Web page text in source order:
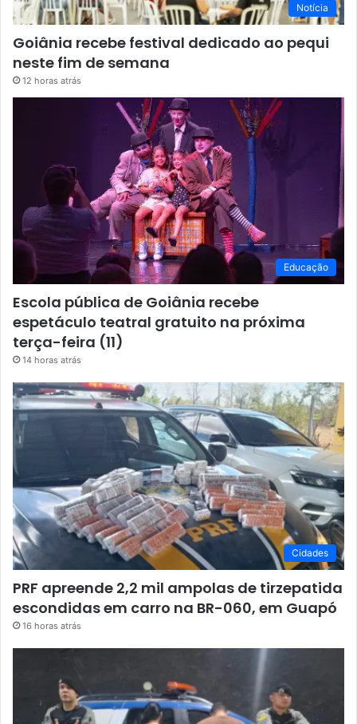
Notícia
Goiânia recebe festival dedicado ao pequi
neste fim de semana
12 horas atrás
Educação
Escola pública de Goiânia recebe
espetáculo teatral gratuito na próxima
terça-feira (11)
14 horas atrás
Cidades
PRF apreende 2,2 mil ampolas de tirzepatida
escondidas em carro na BR-060, em Guapó
16 horas atrás